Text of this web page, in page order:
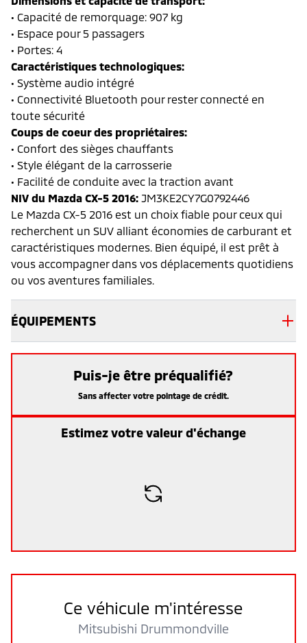
• Capacité de remorquage: 907 kg
• Espace pour 5 passagers
• Portes: 4
Caractéristiques technologiques:
• Système audio intégré
• Connectivité Bluetooth pour rester connecté en
toute sécurité
Coups de coeur des propriétaires:
• Confort des sièges chauffants
• Style élégant de la carrosserie
• Facilité de conduite avec la traction avant
NIV du Mazda CX-5 2016: JM3KE2CY7G0792446
Le Mazda CX-5 2016 est un choix fiable pour ceux qui
recherchent un SUV alliant économies de carburant et
caractéristiques modernes. Bien équipé, il est prêt à
vous accompagner dans vos déplacements quotidiens
ou vos aventures familiales.
ÉQUIPEMENTS
Ce véhicule m'intéresse
Mitsubishi Drummondville
Puis-je être préqualifié?
Sans affecter votre pointage de crédit.
Estimez votre valeur d'échange